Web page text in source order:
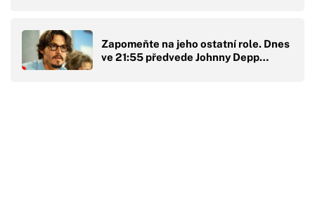
Zapomeňte na jeho ostatní role. Dnes
ve 21:55 předvede Johnny Depp…